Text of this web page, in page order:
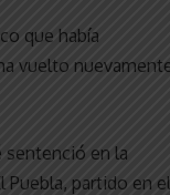
que había
vuelto
sentenció en la
Puebla, partido en el